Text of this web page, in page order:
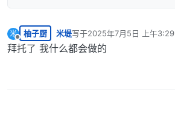
米
离线
柚子厨 米堤写于2025年7月5日 上午3:29
最后由 编辑
拜托了 我什么都会做的